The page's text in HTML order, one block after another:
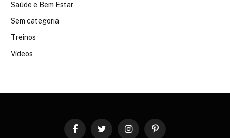
Saúde e Bem Estar
Sem categoria
Treinos
Vídeos
FacebookTwitter InstagramPinterest